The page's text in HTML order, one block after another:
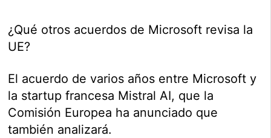
¿Qué otros acuerdos de Microsoft revisa la
UE?
El acuerdo de varios años entre Microsoft y
la startup francesa Mistral AI, que la
Comisión Europea ha anunciado que
también analizará.